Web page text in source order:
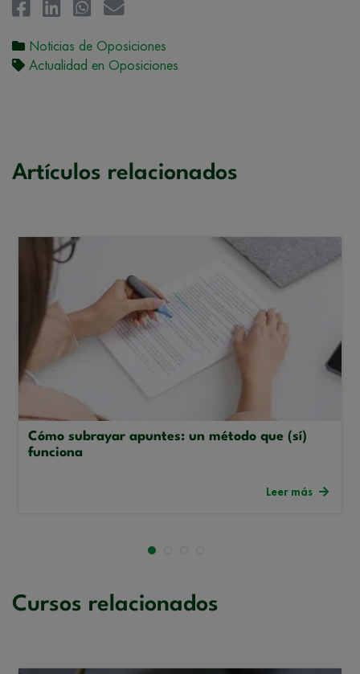
Noticias de Oposiciones
Actualidad en Oposiciones
Artículos relacionados
Cómo subrayar apuntes: un método que (sí)
funciona
Leer más
Cursos relacionados